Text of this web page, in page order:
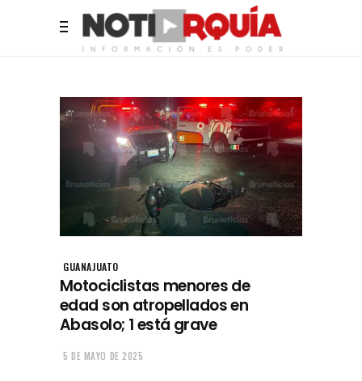
GUANAJUATO
Motociclistas menores de
edad son atropellados en
Abasolo; 1 está grave
5 DE MAYO DE 2025